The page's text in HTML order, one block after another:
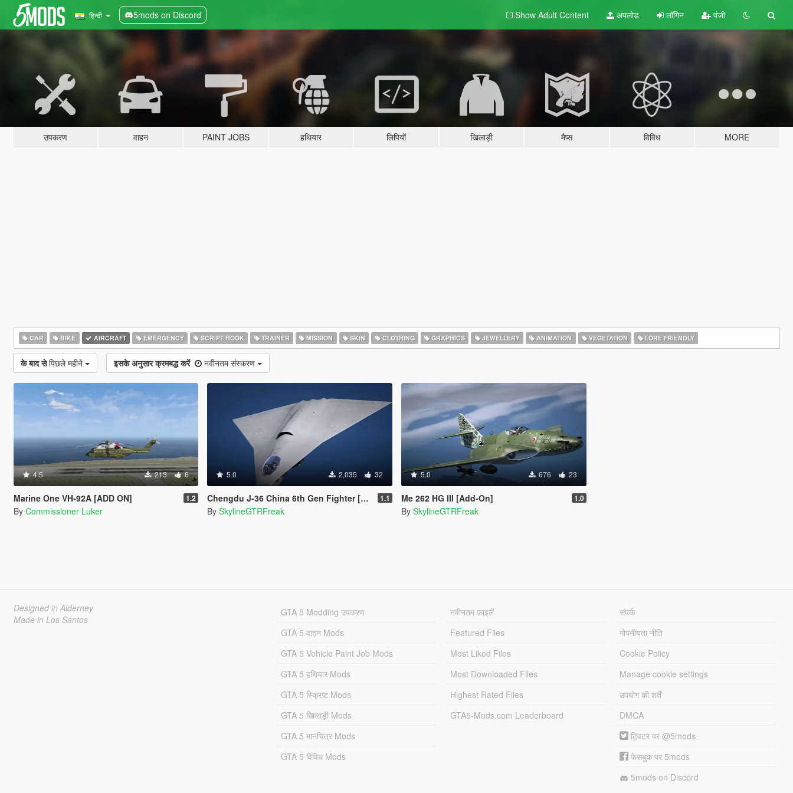
हिन्दी 5mods on Discord Show Adult Content अपलोड लॉगिन पंजी
उपकरण वाहन PAINT JOBS हथियार लिपियों खिलाड़ी मैप्स विविध MORE
CAR BIKE AIRCRAFT EMERGENCY SCRIPT HOOK TRAINER MISSION SKIN CLOTHING GRAPHICS JEWELLERY ANIMATION VEGETATION LORE FRIENDLY
के बाद से पिछले महीने इसके अनुसार क्रमबद्ध करें नवीनतम संस्करण
4.5 213 6
Marine One VH-92A [ADD ON] 1.2
By Commissioner Luker
5.0 2,035 32
Chengdu J-36 China 6th Gen Fighter [Add-On | VehFuncs V] 1.1
By SkylineGTRFreak
5.0 676 23
Me 262 HG III [Add-On] 1.0
By SkylineGTRFreak
Designed in Alderney
Made in Los Santos
GTA 5 Modding उपकरण
GTA 5 वाहन Mods
GTA 5 Vehicle Paint Job Mods
GTA 5 हथियार Mods
GTA 5 स्क्रिप्ट Mods
GTA 5 खिलाड़ी Mods
GTA 5 मानचित्र Mods
GTA 5 विविध Mods
नवीनतम फ़ाइलें
Featured Files
Most Liked Files
Most Downloaded Files
Highest Rated Files
GTA5-Mods.com Leaderboard
संपर्क
गोपनीयता नीति
Cookie Policy
Manage cookie settings
उपयोग की शर्तें
DMCA
ट्विटर पर @5mods
फेसबुक पर 5mods
5mods on Discord